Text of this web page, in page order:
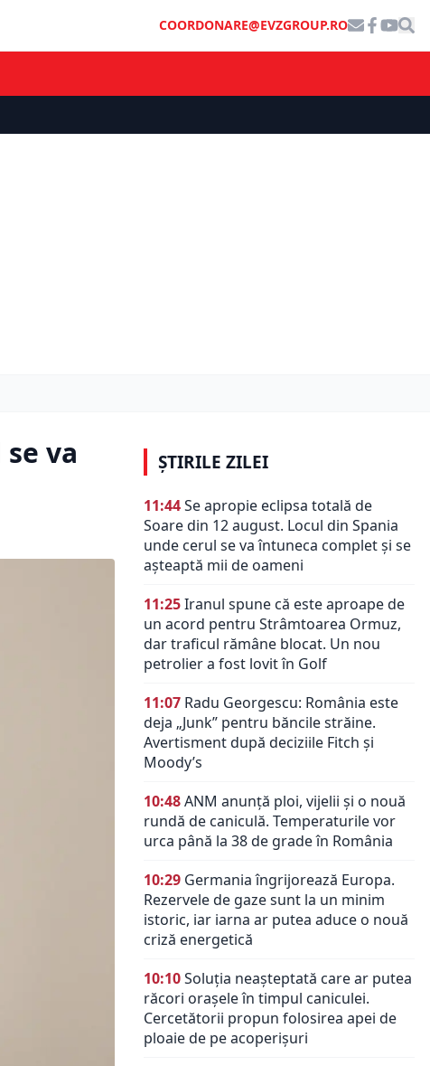
COORDONARE@EVZGROUP.RO
va
ȘTIRILE ZILEI
11:44Se apropie eclipsa totală de
Soare din 12 august. Locul din Spania
unde cerul se va întuneca complet și se
așteaptă mii de oameni
11:25Iranul spune că este aproape de
un acord pentru Strâmtoarea Ormuz,
dar traficul rămâne blocat. Un nou
petrolier a fost lovit în Golf
11:07 Radu Georgescu: România este
deja „Junk” pentru băncile străine.
Avertisment după deciziile Fitch și
Moody’s
10:48ANM anunță ploi, vijelii și o nouă
rundă de caniculă. Temperaturile vor
urca până la 38 de grade în România
10:29 Germania îngrijorează Europa.
Rezervele de gaze sunt la un minim
istoric, iar iarna ar putea aduce o nouă
criză energetică
10:10Soluția neașteptată care ar putea
răcori orașele în timpul caniculei.
Cercetătorii propun folosirea apei de
ploaie de pe acoperișuri